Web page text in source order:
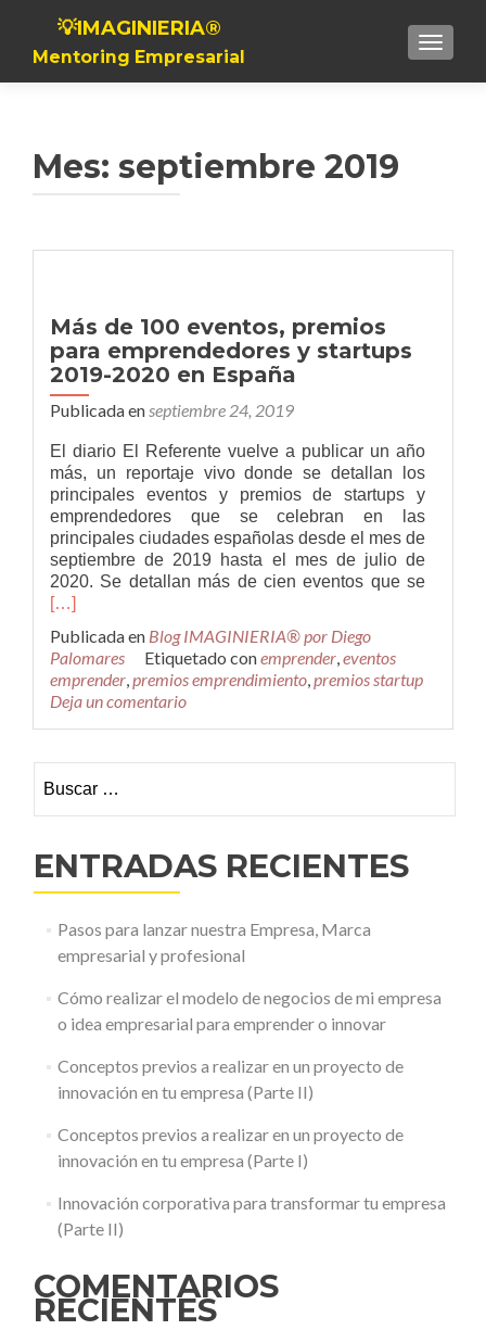
Toggle
💡IMAGINIERIA®
Mentoring Empresarial
Mes: septiembre 2019
Más de 100 eventos, premios
para emprendedores y startups
2019-2020 en España
Publicada enseptiembre 24, 2019
El diario El Referente vuelve a publicar un año
más, un reportaje vivo donde se detallan los
principales eventos y premios de startups y
emprendedores que se celebran en las
principales ciudades españolas desde el mes de
septiembre de 2019 hasta el mes de julio de
2020. Se detallan más de cien eventos que seLeer
2020
[…]
Publicada en Blog IMAGINIERIA® por Diego
Palomares
Etiquetado conemprender,eventos
emprender,premios emprendimiento,premios startup
Deja un comentario
ENTRADAS RECIENTES
Pasos para lanzar nuestra Empresa, Marca
empresarial y profesional
Cómo realizar el modelo de negocios de mi empresa
o idea empresarial para emprender o innovar
Conceptos previos a realizar en un proyecto de
innovación en tu empresa (Parte II)
Conceptos previos a realizar en un proyecto de
innovación en tu empresa (Parte I)
Innovación corporativa para transformar tu empresa
(Parte II)
COMENTARIOS
RECIENTES